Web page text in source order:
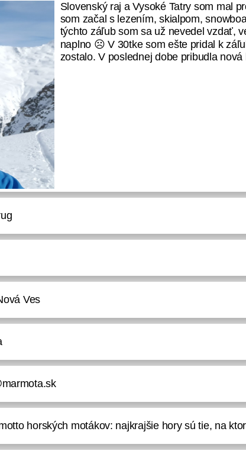
Slovenský raj a Vysoké Tatry som mal
som začal s lezením, skialpom,
týchto záľub som sa už nevedel vzdať,
naplno ☹ V 30tke som ešte pridal k
zostalo. V poslednej dobe pribudla
Ves
horských motákov: najkrajšie hory sú tie, na